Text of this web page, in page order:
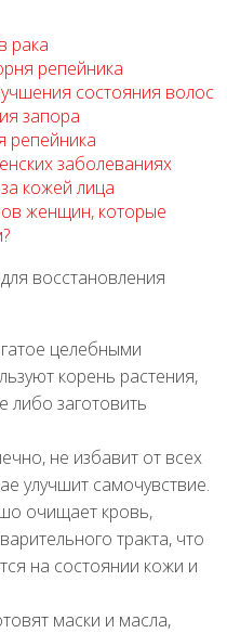
рака
репейника
состояния волос
запора
репейника
заболеваниях
кожей лица
женщин, которые
целебными
корень растения,
либо заготовить
не избавит от всех
улучшит самочувствие.
очищает кровь,
тракта, что
на состоянии кожи и
маски и масла,